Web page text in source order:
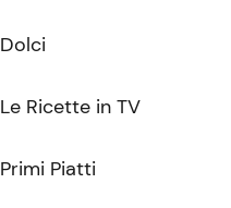
Dolci
Le Ricette in TV
Primi Piatti